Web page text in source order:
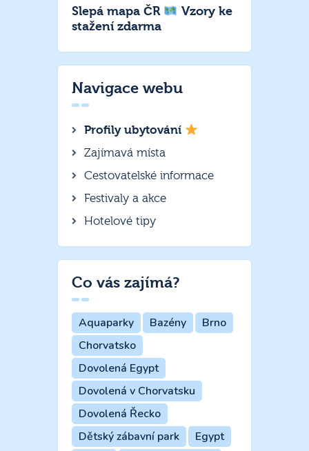
Slepá mapa ČR
Vzory ke
stažení zdarma
Navigace webu
Profily ubytování
Zajímavá místa
Cestovatelské informace
Festivaly a akce
Hotelové tipy
Co vás zajímá?
Aquaparky Bazény
Brno
Chorvatsko
Dovolená Egypt
Dovolená v Chorvatsku
Dovolená Řecko
Dětský zábavní park
Egypt